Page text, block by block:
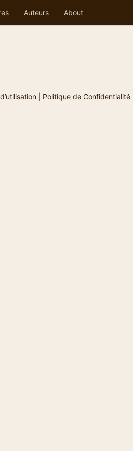
Auteurs About
| Politique de Confidentialité|